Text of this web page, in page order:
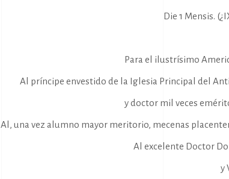
Die 1 Mensis.
Para el ilustrísimo
Al príncipe envestido de la Iglesia Principal del
y doctor mil veces
Al, una vez alumno mayor meritorio, mecenas
Al excelente Doctor
y